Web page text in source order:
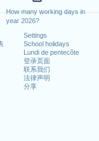
How many working days in
year 2026?
Settings
School holidays
Lundi de pentecôte
登录页面
联系我们
法律声明
分享